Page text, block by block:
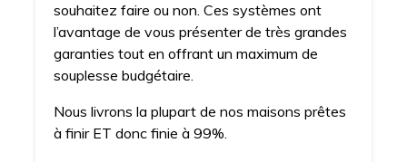
souhaitez faire ou non. Ces systèmes ont
l’avantage de vous présenter de très grandes
garanties tout en offrant un maximum de
souplesse budgétaire.
Nous livrons la plupart de nos maisons prêtes
à finir ET donc finie à 99%.